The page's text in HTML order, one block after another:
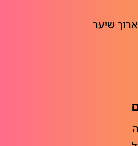
שיער